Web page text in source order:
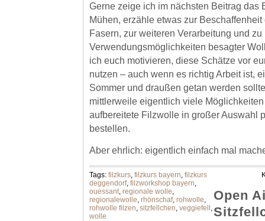
Gerne zeige ich im nächsten Beitrag das
Mühen, erzähle etwas zur
Fasern, zur weiteren Verarbeitung und zu
Verwendungsmöglichkeiten besagter
ich euch motivieren, diese Schätze vor
nutzen – auch wenn es richtig Arbeit ist,
Sommer und draußen getan werden
mittlerweile eigentlich viele Möglichkeiten
aufbereitete Filzwolle in großer Auswahl
bestellen.
Aber ehrlich: eigentlich einfach mal
Tags: filzkurs filzkurs bayern filzkurs
deggendorf, filzworkshop bayern
ouessant regionale wolle
regionalewolle rhönschaf, rohwolle
rohwolle filzen sitzfellchen veggiefell
wolle
Open